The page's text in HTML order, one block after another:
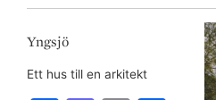
b
o
o n
Yngsjö
Ett hus till en arkitekt